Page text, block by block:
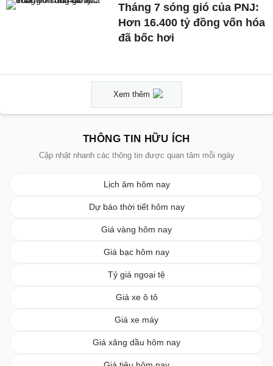
Tháng 7 sóng gió của PNJ:
Hơn 16.400 tỷ đồng vốn hóa
đã bốc hơi
Xem thêm
THÔNG TIN HỮU ÍCH
Cập nhật nhanh các thông tin được quan tâm mỗi ngày
Lịch âm hôm nay
Dự báo thời tiết hôm nay
Giá vàng hôm nay
Giá bạc hôm nay
Tỷ giá ngoại tệ
Giá xe ô tô
Giá xe máy
Giá xăng dầu hôm nay